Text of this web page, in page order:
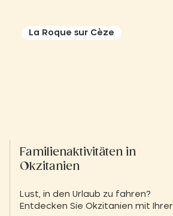
La Roque sur Cèze
Familienaktivitäten in
Okzitanien
Lust, in den Urlaub zu fahren?
Entdecken Sie Okzitanien mit Ihrer